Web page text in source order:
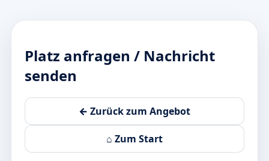
Platz anfragen / Nachricht
senden
← Zurück zum Angebot
⌂ Zum Start